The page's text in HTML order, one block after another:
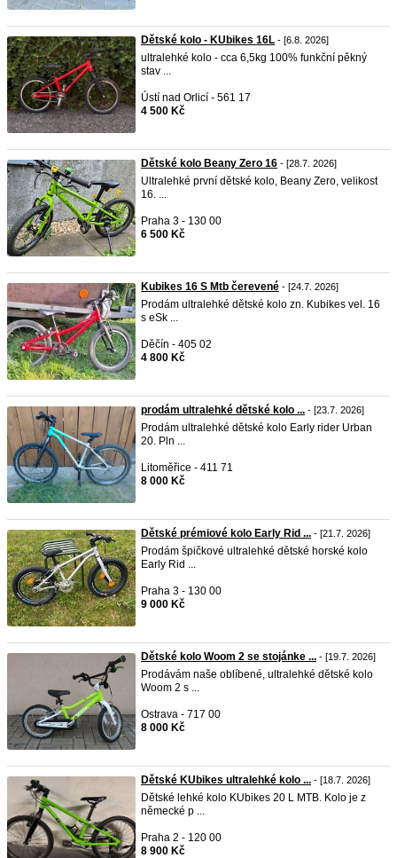
Dětské kolo - KUbikes 16L - [6.8. 2026]
ultralehké kolo - cca 6,5kg 100% funkční pěkný
stav ...
Ústí nad Orlicí - 561 17
4 500 Kč
Dětské kolo Beany Zero 16 - [28.7. 2026]
Ultralehké první dětské kolo, Beany Zero, velikost
16. ...
Praha 3 - 130 00
6 500 Kč
Kubikes 16 S Mtb čerevené - [24.7. 2026]
Prodám ultralehké dětské kolo zn. Kubikes vel. 16
s eSk ...
Děčín - 405 02
4 800 Kč
prodám ultralehké dětské kolo ... - [23.7. 2026]
Prodám ultralehké dětské kolo Early rider Urban
20. Pln ...
Litoměřice - 411 71
8 000 Kč
Dětské prémiové kolo Early Rid ... - [21.7. 2026]
Prodám špičkové ultralehké dětské horské kolo
Early Rid ...
Praha 3 - 130 00
9 000 Kč
Dětské kolo Woom 2 se stojánke ... - [19.7. 2026]
Prodávám naše oblíbené, ultralehké dětské kolo
Woom 2 s ...
Ostrava - 717 00
8 000 Kč
Dětské KUbikes ultralehké kolo ... - [18.7. 2026]
Dětské lehké kolo KUbikes 20 L MTB. Kolo je z
německé p ...
Praha 2 - 120 00
8 900 Kč